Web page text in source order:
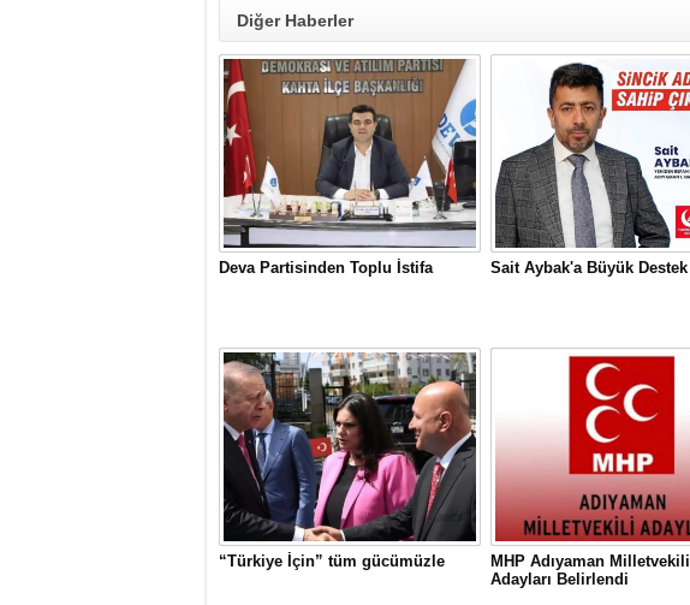
Diğer Haberler
Deva Partisinden Toplu İstifa Sait Aybak'a Büyük Destek
“Türkiye İçin” tüm gücümüzle
MHP Adıyaman Milletvekili
Adayları Belirlendi